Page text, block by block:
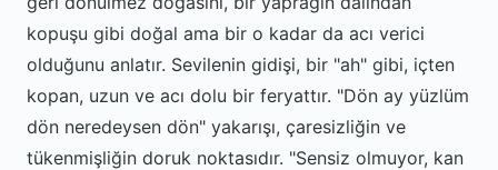
kopuşu gibi doğal ama bir o kadar da acı verici
olduğunu anlatır. Sevilenin gidişi, bir "ah" gibi, içten
kopan, uzun ve acı dolu bir feryattır. "Dön ay yüzlüm
dön neredeysen dön" yakarışı, çaresizliğin ve
tükenmişliğin doruk noktasıdır. "Sensiz olmuyor, kan